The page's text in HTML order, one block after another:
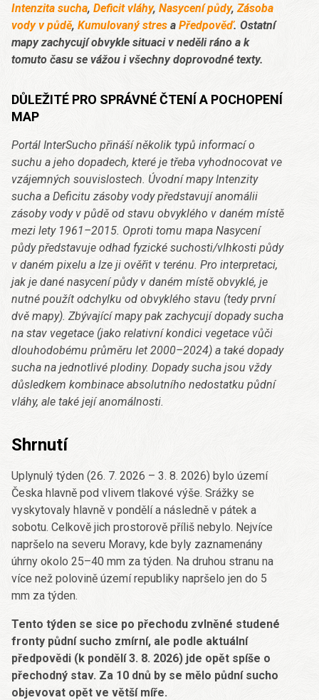
Intenzita sucha, Deficit vláhy, Nasycení půdy, Zásoba
vody v půdě, Kumulovaný stres a Předpověď. Ostatní
mapy zachycují obvykle situaci v neděli ráno a k
tomuto času se vážou i všechny doprovodné texty.
DŮLEŽITÉ PRO SPRÁVNÉ ČTENÍ A POCHOPENÍ
MAP
Portál InterSucho přináší několik typů informací o
suchu a jeho dopadech, které je třeba vyhodnocovat ve
vzájemných souvislostech. Úvodní mapy Intenzity
sucha a Deficitu zásoby vody představují anomálii
zásoby vody v půdě od stavu obvyklého v daném místě
mezi lety 1961–2015. Oproti tomu mapa Nasycení
půdy představuje odhad fyzické suchosti/vlhkosti půdy
v daném pixelu a lze ji ověřit v terénu. Pro interpretaci,
jak je dané nasycení půdy v daném místě obvyklé, je
nutné použít odchylku od obvyklého stavu (tedy první
dvě mapy). Zbývající mapy pak zachycují dopady sucha
na stav vegetace (jako relativní kondici vegetace vůči
dlouhodobému průměru let 2000–2024) a také dopady
sucha na jednotlivé plodiny. Dopady sucha jsou vždy
důsledkem kombinace absolutního nedostatku půdní
vláhy, ale také její anomálnosti.
Shrnutí
Uplynulý týden (26. 7. 2026 – 3. 8. 2026) bylo území
Česka hlavně pod vlivem tlakové výše. Srážky se
vyskytovaly hlavně v pondělí a následně v pátek a
sobotu. Celkově jich prostorově příliš nebylo. Nejvíce
napršelo na severu Moravy, kde byly zaznamenány
úhrny okolo 25–40 mm za týden. Na druhou stranu na
více než polovině území republiky napršelo jen do 5
mm za týden.
Tento týden se sice po přechodu zvlněné studené
fronty půdní sucho zmírní, ale podle aktuální
předpovědi (k pondělí 3. 8. 2026) jde opět spíše o
přechodný stav. Za 10 dnů by se mělo půdní sucho
objevovat opět ve větší míře.